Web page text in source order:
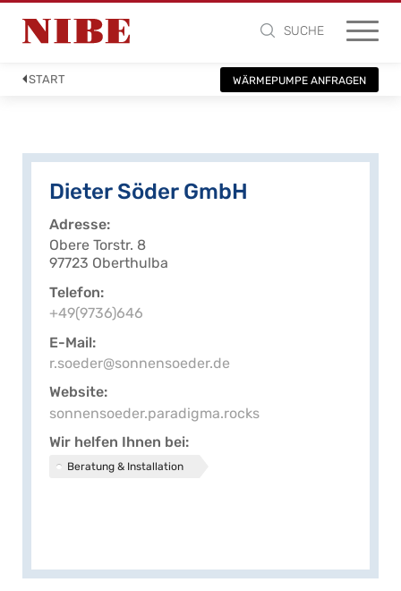
SUCHE
START WÄRMEPUMPE ANFRAGEN
Dieter Söder GmbH
Adresse
Obere Torstr. 8
97723 Oberthulba
Telefon
+49(9736)646
E-Mail
r.soeder@sonnensoeder.de
Website
sonnensoeder.paradigma.rocks
Wir helfen Ihnen bei
Beratung & Installation